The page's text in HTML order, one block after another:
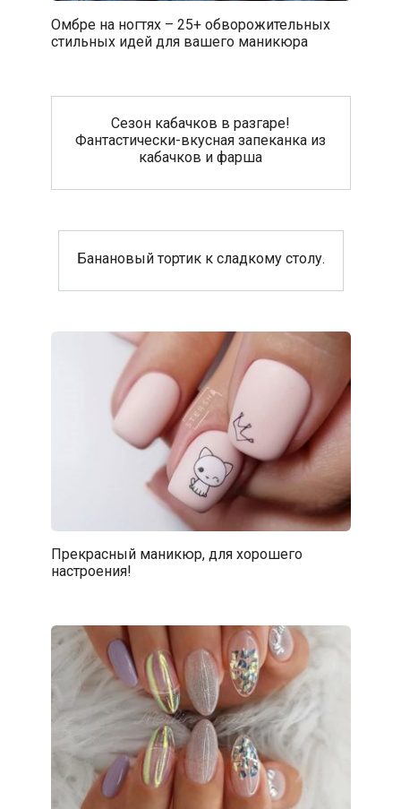
Омбре на ногтях – 25+ обворожительных
стильных идей для вашего маникюра
Сезон кабачков в разгаре!
Фантастически-вкусная запеканка из
кабачков и фарша
Банановый тортик к сладкому столу.
Прекрасный маникюр, для хорошего
настроения!